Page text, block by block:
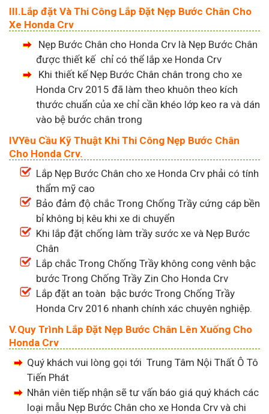
III.Lắp đặt Và Thi Công Lắp Đặt Nẹp Bước Chân Cho
Xe Honda Crv
Nẹp Bước Chân cho Honda Crv là Nẹp Bước Chân
được thiết kế chỉ có thể lắp xe Honda Crv
Khi thiết kế Nẹp Bước Chân chân trong cho xe
Honda Crv 2015 đã làm theo khuôn theo kích
thước chuẩn của xe chỉ cần khéo lớp keo ra và dán
vào bệ bước chân trong
IVYêu Cầu Kỹ Thuật Khi Thi Công Nẹp Bước Chân
Cho Honda Crv.
Lắp Nẹp Bước Chân cho xe Honda Crv phải có tính
thẩm mỹ cao
Bảo đảm độ chắc Trong Chống Trầy cứng cáp bền
bỉ không bị kêu khi xe di chuyển
Khi lắp đặt chống làm trầy sước xe và Nẹp Bước
Chân
Lắp chắc Trong Chống Trầy không cong vênh bậc
bước Trong Chống Trầy Zin Cho Honda Crv
Lắp đặt an toàn bậc bước Trong Chống Trầy
Honda Crv 2016 nhanh chính xác chuyên nghiệp.
V.Quy Trình Lắp Đặt Nẹp Bước Chân Lên Xuống Cho
Honda Crv
Quý khách vui lòng gọi tới Trung Tâm Nội Thất Ô Tô
Tiến Phát
Nhân viên tiếp nhận sẽ tư vấn báo giá quý khách các
loại mẫu Nẹp Bước Chân cho xe Honda Crv và chi